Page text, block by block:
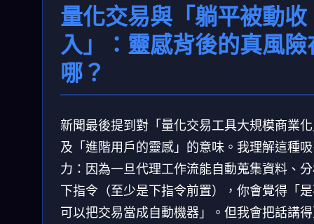
量化交易與「躺平被動收
入」：靈感背後的真風險
哪？
新聞最後提到對「量化交易工具大規模商業
及「進階用戶的靈感」的意味。我理解這種
力：因為一旦代理工作流能自動蒐集資料、
下指令（至少是下指令前置），你會覺得「
可以把交易當成自動機器」。但我會把話講